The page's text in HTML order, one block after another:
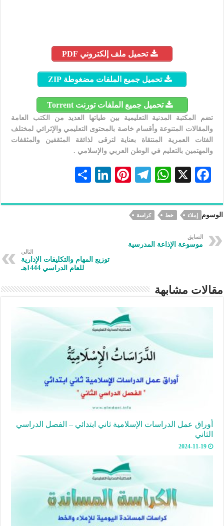
تحميل ملف إلكتروني PDF
تحميل جميع الملفات مضغوطة ZIP
تحميل جميع الملفات تورنت Torrent
تضم المكتبة المدنية التعليمية بين طياتها العديد من الكتب العامة
والمقالات المتنوعة وأقسام خاصة بالمحتوى التعليمي والإثرائي لمختلف
الفئات العمرية المنتقاة بعناية لترقى لذائقة المثقفين والمثقفات
والمهتمين بالتعليم في الوطن العربي والإسلامي .
F
eb
oo
k
X
W
at
s
A
Te
gr
a
m
Pi
er
Li
ke
ar
الوسوم إملاء خط كراسة
السابق
موسوعة الإذاعة المدرسية
التالي
توزيع المهام والتكليفات الإدارية
للعام الدراسي 1444هـ
مقالات مشابهة
أوراق عمل الدراسات الإسلامية ثاني ابتدائي – الفصل الدراسي
الثاني
2024-11-19